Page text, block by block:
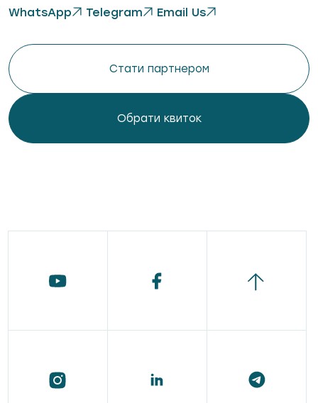
WhatsApp Telegram Email Us
Стати партнером
Обрати квиток